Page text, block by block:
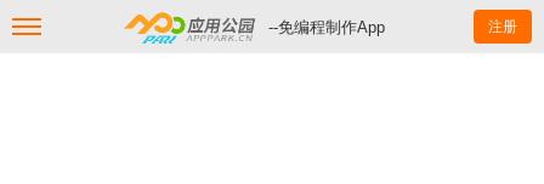
--免编程制作App 注册